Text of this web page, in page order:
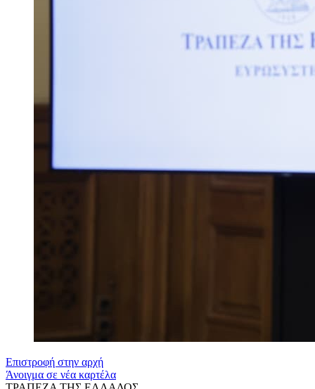
Επιστροφή στην αρχή
Άνοιγμα σε νέα καρτέλα